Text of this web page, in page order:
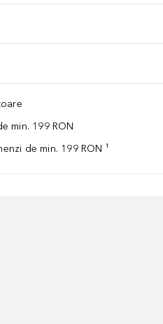
min. 199 RON
de min. 199 RON ¹